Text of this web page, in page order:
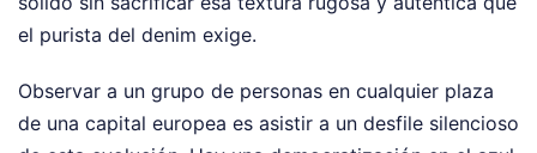
el purista del denim exige.
Observar a un grupo de personas en cualquier plaza
de una capital europea es asistir a un desfile silencioso